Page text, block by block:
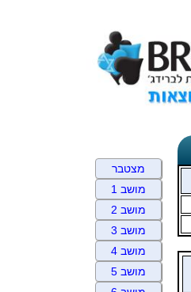
מצטבר
מושב 1
מושב 2
מושב 3
מושב 4
מושב 5